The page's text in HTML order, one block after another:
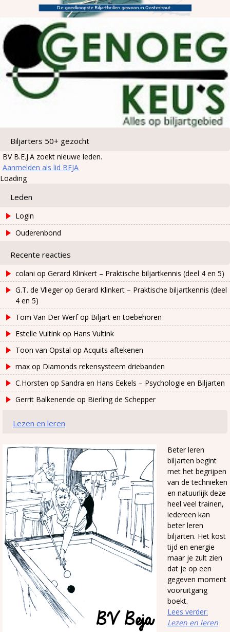
Biljarters 50+ gezocht
BV B.E.J.A zoekt nieuwe leden.
Aanmelden als lid BEJA
Loading
Leden
Login
Ouderenbond
Recente reacties
colani op Gerard Klinkert – Praktische biljartkennis (deel 4 en 5)
G.T. de Vliegerop Gerard Klinkert – Praktische biljartkennis (deel
4 en 5)
Tom Van Der Werfop Biljart en toebehoren
Estelle Vultink op Hans Vultink
Toon van Opstal op Acquits aftekenen
max op Diamonds rekensysteem driebanden
C.Horsten op Sandra en Hans Eekels – Psychologie en Biljarten
Gerrit Balkenende op Bierling de Schepper
Lezen en leren
Beter leren
biljarten begint
met het begrijpen
van de technieken
en natuurlijk deze
heel veel trainen,
iedereen kan
beter leren
biljarten. Het kost
tijd en energie
maar je zult zien
dat je op een
gegeven moment
vooruitgang
boekt.
Lees verder:
Lezen en leren